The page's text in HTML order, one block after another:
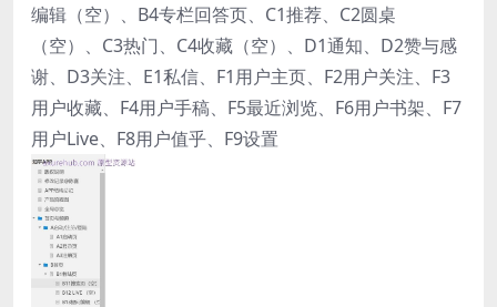
编辑（空）、B4专栏回答页、C1推荐、C2圆桌
（空）、C3热门、C4收藏（空）、D1通知、D2赞与感
谢、D3关注、E1私信、F1用户主页、F2用户关注、F3
用户收藏、F4用户手稿、F5最近浏览、F6用户书架、F7
用户Live、F8用户值乎、F9设置